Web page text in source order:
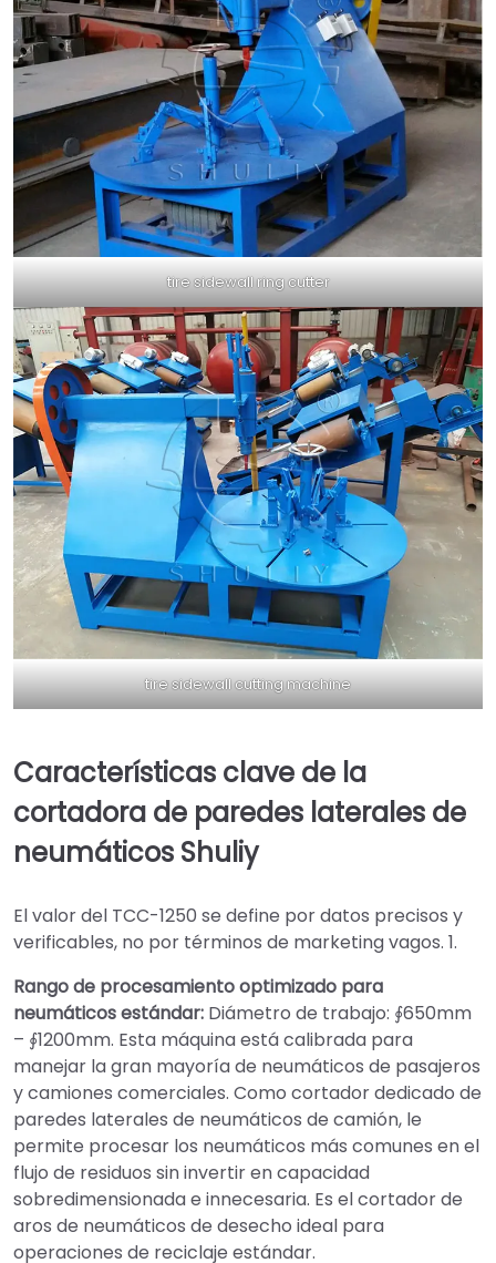
tire sidewall ring cutter
tire sidewall cutting machine
Características clave de la
cortadora de paredes laterales de
neumáticos Shuliy
El valor del TCC-1250 se define por datos precisos y
verificables, no por términos de marketing vagos. 1.
Rango de procesamiento optimizado para
neumáticos estándar: Diámetro de trabajo: ∮650mm
– ∮1200mm. Esta máquina está calibrada para
manejar la gran mayoría de neumáticos de pasajeros
y camiones comerciales. Como cortador dedicado de
paredes laterales de neumáticos de camión, le
permite procesar los neumáticos más comunes en el
flujo de residuos sin invertir en capacidad
sobredimensionada e innecesaria. Es el cortador de
aros de neumáticos de desecho ideal para
operaciones de reciclaje estándar.